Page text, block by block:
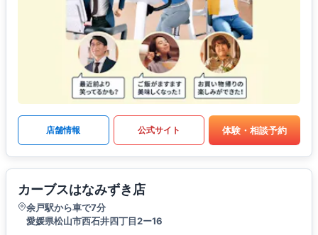
店舗情報 公式サイト 体験・相談予約
カーブスはなみずき店
余戸駅から車で7分
愛媛県松山市西石井四丁目2ー16